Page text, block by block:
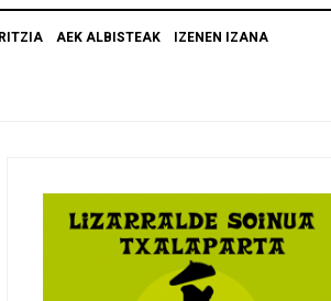
AEK ALBISTEAK IZENEN IZANA